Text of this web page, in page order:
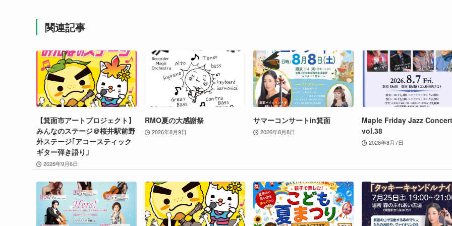
関連記事
【箕面市アートプロジェクト】
みんなのステージ＠桜井駅前野
外ステージ｢アコースティック
ギター弾き語り｣
2026年9月6日
RMO夏の大感謝祭
2026年8月9日
サマーコンサートin箕面
2026年8月8日
Maple Friday Jazz Concert
vol.38
2026年8月7日